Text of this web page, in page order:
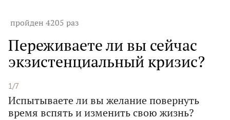
пройден 4205 раз
Переживаете ли вы сейчас
экзистенциальный кризис?
1/7
Испытываете ли вы желание повернуть
время вспять и изменить свою жизнь?